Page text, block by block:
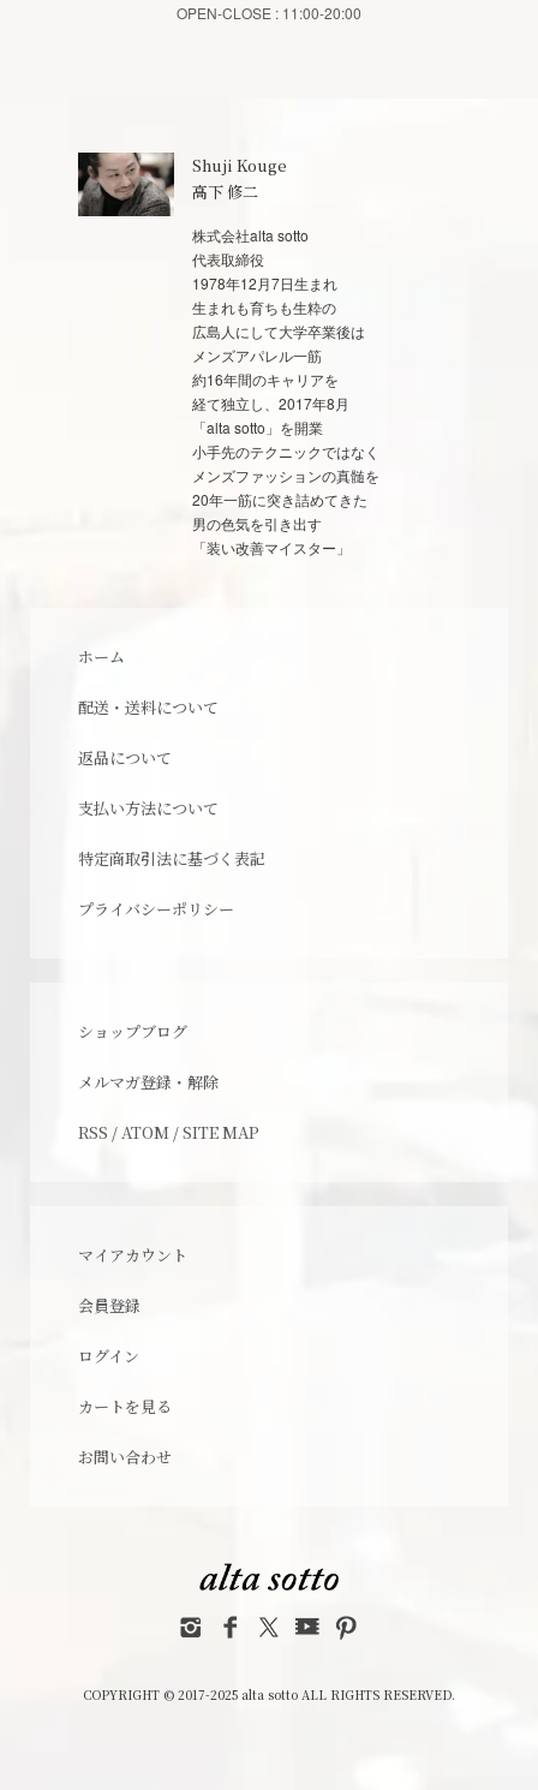
OPEN-CLOSE : 11:00-20:00
Shuji Kouge
高下 修二
株式会社alta sotto
代表取締役
1978年12月7日生まれ
生まれも育ちも生粋の
広島人にして大学卒業後は
メンズアパレル一筋
約16年間のキャリアを
経て独立し、2017年8月
「alta sotto」を開業
小手先のテクニックではなく
メンズファッションの真髄を
20年一筋に突き詰めてきた
男の色気を引き出す
「装い改善マイスター」
ホーム
配送・送料について
返品について
支払い方法について
特定商取引法に基づく表記
プライバシーポリシー
ショップブログ
メルマガ登録・解除
RSS / ATOM /SITE MAP
マイアカウント
会員登録
ログイン
カートを見る
お問い合わせ
COPYRIGHT © 2017-2025 alta sotto ALL RIGHTS RESERVED.